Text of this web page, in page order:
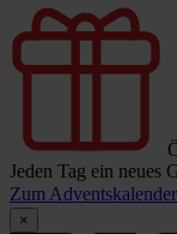
Jeden Tag ein neues
Zum Adventskalender
×